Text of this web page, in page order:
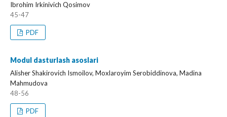
Ibrohim Irkinivich Qosimov
45-47
PDF
Modul dasturlash asoslari
Alisher Shakirovich Ismoilov, Moxlaroyim Serobiddinova, Madina
Mahmudova
48-56
PDF